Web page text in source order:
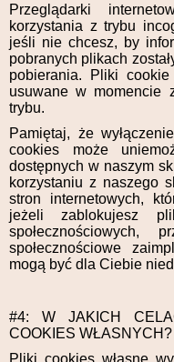
Przeglądarki
korzystania z trybu
jeśli nie chcesz, by
pobranych plikach
pobierania. Pliki
usuwane w momencie
trybu.
Pamiętaj, że
cookies może
dostępnych w naszym
korzystaniu z naszego
stron internetowych,
jeżeli zablokujesz
społecznościowych,
społecznościowe
mogą być dla Ciebie
#4: W JAKICH
COOKIES WŁASNYCH?